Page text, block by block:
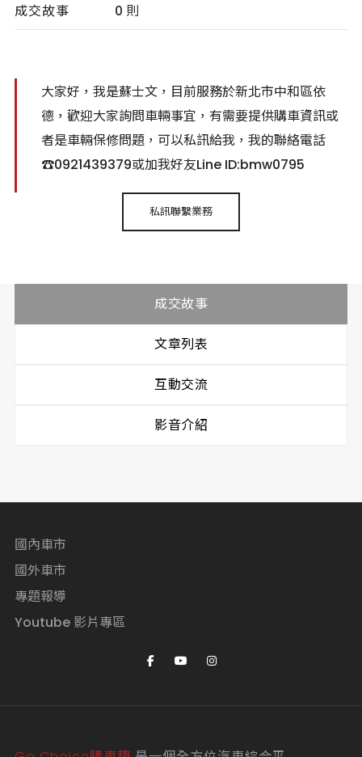
成交故事
0 則
大家好，我是蘇士文，目前服務於新北市中和區依
德，歡迎大家詢問車輛事宜，有需要提供購車資訊或
者是車輛保修問題，可以私訊給我，我的聯絡電話
☎️0921439379或加我好友Line ID:bmw0795
私訊聯繫業務
成交故事
文章列表
互動交流
影音介紹
國內車市
國外車市
專題報導
Youtube 影片專區